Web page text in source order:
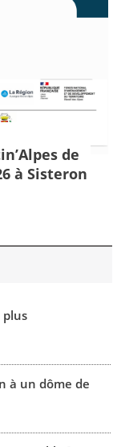
de
à Sisteron
plus
à un dôme de